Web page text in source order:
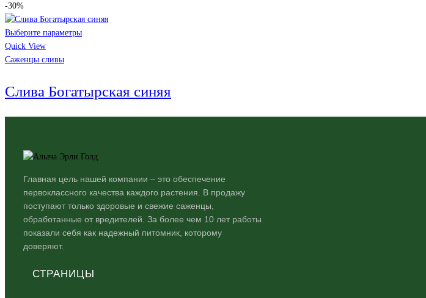
-30%
Выберите параметры
Quick View
Саженцы сливы
Слива Богатырская синяя
Главная цель нашей компании – это обеспечение
первоклассного качества каждого растения. В продажу
поступают только здоровые и свежие саженцы,
обработанные от вредителей. За более чем 10 лет работы
показали себя как надежный питомник, которому
доверяют.
СТРАНИЦЫ